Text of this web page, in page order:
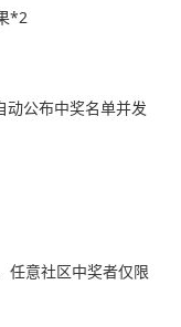
*2
动公布中奖名单并发
任意社区中奖者仅限